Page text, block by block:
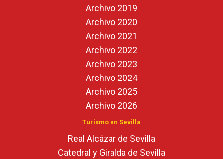
Archivo 2019
Archivo 2020
Archivo 2021
Archivo 2022
Archivo 2023
Archivo 2024
Archivo 2025
Archivo 2026
Turismo en Sevilla
Real Alcázar de Sevilla
Catedral y Giralda de Sevilla